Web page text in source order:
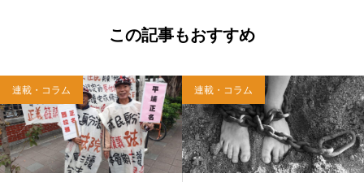
この記事もおすすめ
連載・コラム 連載・コラム